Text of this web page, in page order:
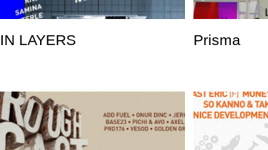
IN LAYERS Prisma